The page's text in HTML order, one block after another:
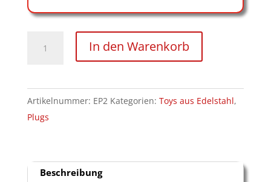
Edelstahlplug
Menge
In den Warenkorb
Artikelnummer: EP2 Kategorien: Toys aus Edelstahl,
Plugs
Beschreibung